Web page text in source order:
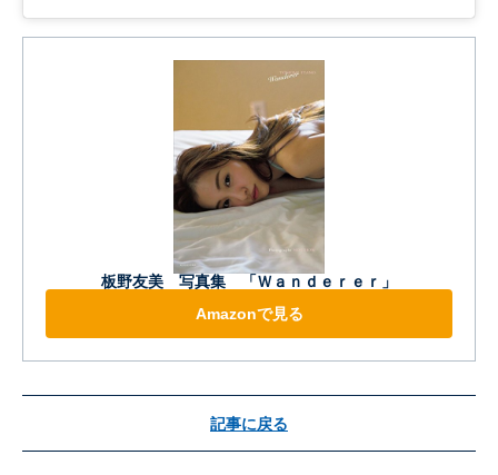
板野友美 写真集 「Ｗａｎｄｅｒｅｒ」
Amazonで見る
記事に戻る